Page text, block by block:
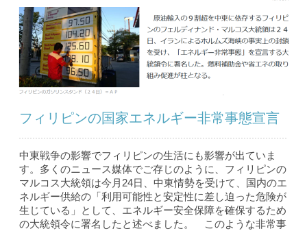
フィリピンの国家エネルギー非常事態宣言
中東戦争の影響でフィリピンの生活にも影響が出ていま
す。多くのニュース媒体でご存じのように、フィリピンの
マルコス大統領は今月24日、中東情勢を受けて、国内のエ
ネルギー供給の「利用可能性と安定性に差し迫った危険が
生じている」として、エネルギー安全保障を確保するため
の大統領令に署名したと述べました。 このような非常事